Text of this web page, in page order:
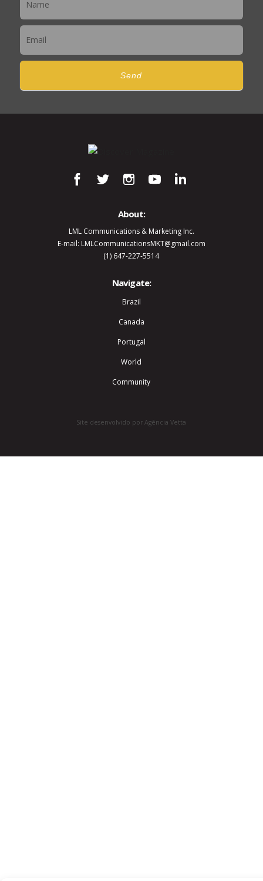
Send
About:
LML Communications & Marketing Inc.
E-mail: LMLCommunicationsMKT@gmail.com
(1) 647-227-5514
Navigate:
Brazil
Canada
Portugal
World
Community
Site desenvolvido por Agência Vetta